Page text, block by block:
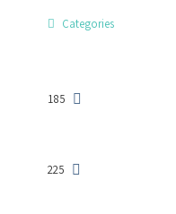
Categories
185
225